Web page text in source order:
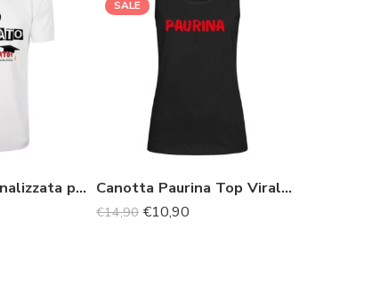
Maglietta personalizzata per regalo di Laurea
SALE
Canotta Paurina Top Virale con Frase Ironica
€14,90 €10,90